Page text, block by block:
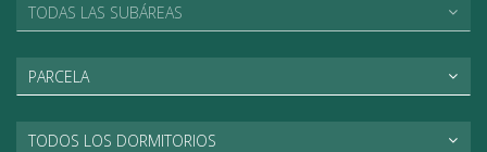
TODAS LAS SUBÁREAS
PARCELA
TODOS LOS DORMITORIOS